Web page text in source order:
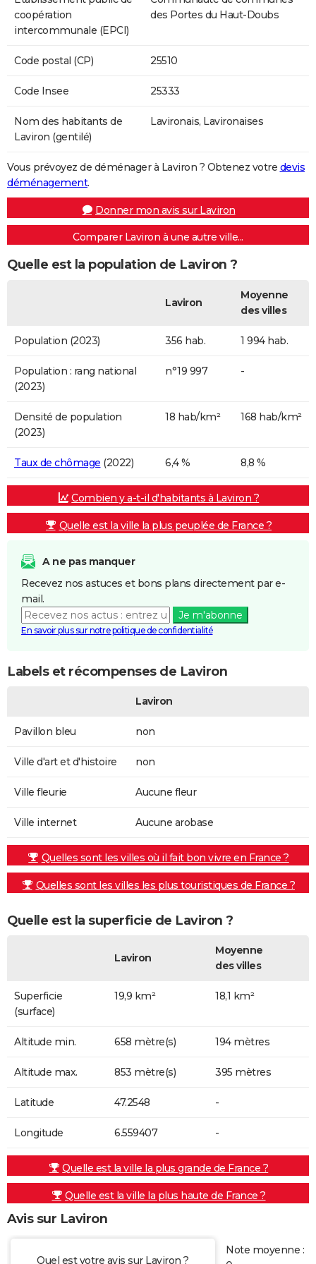
coopération
intercommunale (EPCI)
des Portes du Haut-Doubs
Code postal (CP) 25510
Code Insee 25333
Nom des habitants de
Laviron (gentilé)
Lavironais, Lavironaises
Vous prévoyez de déménager à Laviron ? Obtenez votre devis
déménagement.
Donner mon avis sur Laviron
Comparer Laviron à une autre ville...
Quelle est la population de Laviron ?
Laviron
Moyenne
des villes
Population (2023) 356 hab. 1 994 hab.
Population : rang national
(2023)
n°19 997 -
Densité de population
(2023)
18 hab/km² 168 hab/km²
Taux de chômage (2022) 6,4 % 8,8 %
Combien y a-t-il d'habitants à Laviron ?
Quelle est la ville la plus peuplée de France ?
A ne pas manquer
Recevez nos astuces et bons plans directement par e-
mail.
Je m'abonne
En savoir plus sur notre politique de confidentialité
Labels et récompenses de Laviron
Laviron
Pavillon bleu non
Ville d'art et d'histoire non
Ville fleurie Aucune fleur
Ville internet Aucune arobase
Quelles sont les villes où il fait bon vivre en France ?
Quelles sont les villes les plus touristiques de France ?
Quelle est la superficie de Laviron ?
Laviron
Moyenne
des villes
Superficie
(surface)
19,9 km² 18,1 km²
Altitude min. 658 mètre(s) 194 mètres
Altitude max. 853 mètre(s) 395 mètres
Latitude 47.2548 -
Longitude 6.559407 -
Quelle est la ville la plus grande de France ?
Quelle est la ville la plus haute de France ?
Avis sur Laviron
Quel est votre avis sur Laviron ?
Note moyenne :